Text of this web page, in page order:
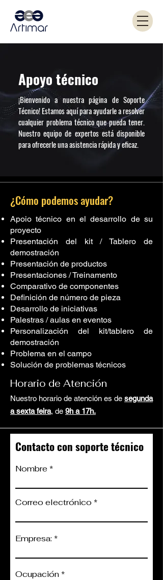
Apoyo técnico
¡Bienvenido a nuestra página de Soporte
Técnico! Estamos aquí para ayudarle a resolver
cualquier problema técnico que pueda tener.
Nuestro equipo de expertos está disponible
para ofrecerle una asistencia rápida y eficaz.
¿Cómo podemos ayudar?
Apoio técnico en el desarrollo de su
proyecto
Presentación del kit / Tablero de
demostración
Presentación de productos
Presentaciones / Treinamento
Comparativo de componentes
Definición de número de pieza
Desarrollo de iniciativas
Palestras / aulas en eventos
Personalización del kit/tablero de
demostración
Problema en el campo
Solución de problemas técnicos
Horario de Atención
Nuestro horario de atención es de segunda
a sexta feira, de 9h a 17h.
Contacto con soporte técnico
Nombre
Correo electrónico
Empresa:
Ocupación